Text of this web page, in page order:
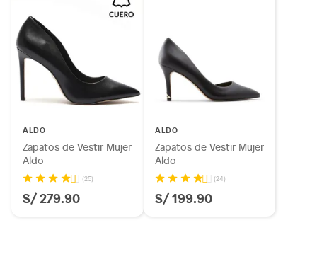
ALDO
Zapatos de Vestir Mujer
Aldo
(25)
S/ 279.90
ALDO
Zapatos de Vestir Mujer
Aldo
(24)
S/ 199.90